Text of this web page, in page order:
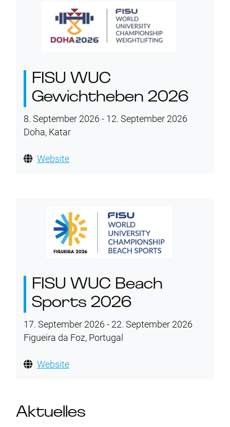
FISU WUC
Gewichtheben 2026
8. September 2026 - 12. September 2026
Doha, Katar
Website
FISU WUC Beach
Sports 2026
17. September 2026 - 22. September 2026
Figueira da Foz, Portugal
Website
Aktuelles